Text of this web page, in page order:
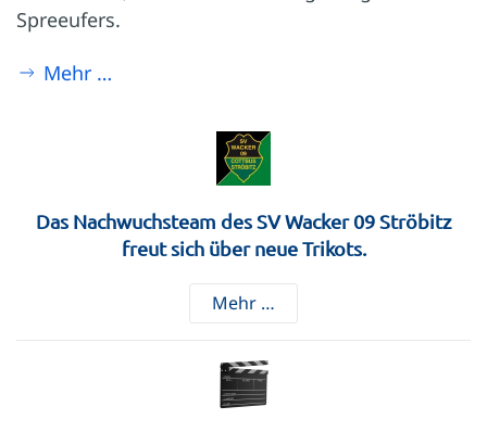
Spreeufers.
Mehr …
Das Nachwuchsteam des SV Wacker 09 Ströbitz
freut sich über neue Trikots.
Mehr …